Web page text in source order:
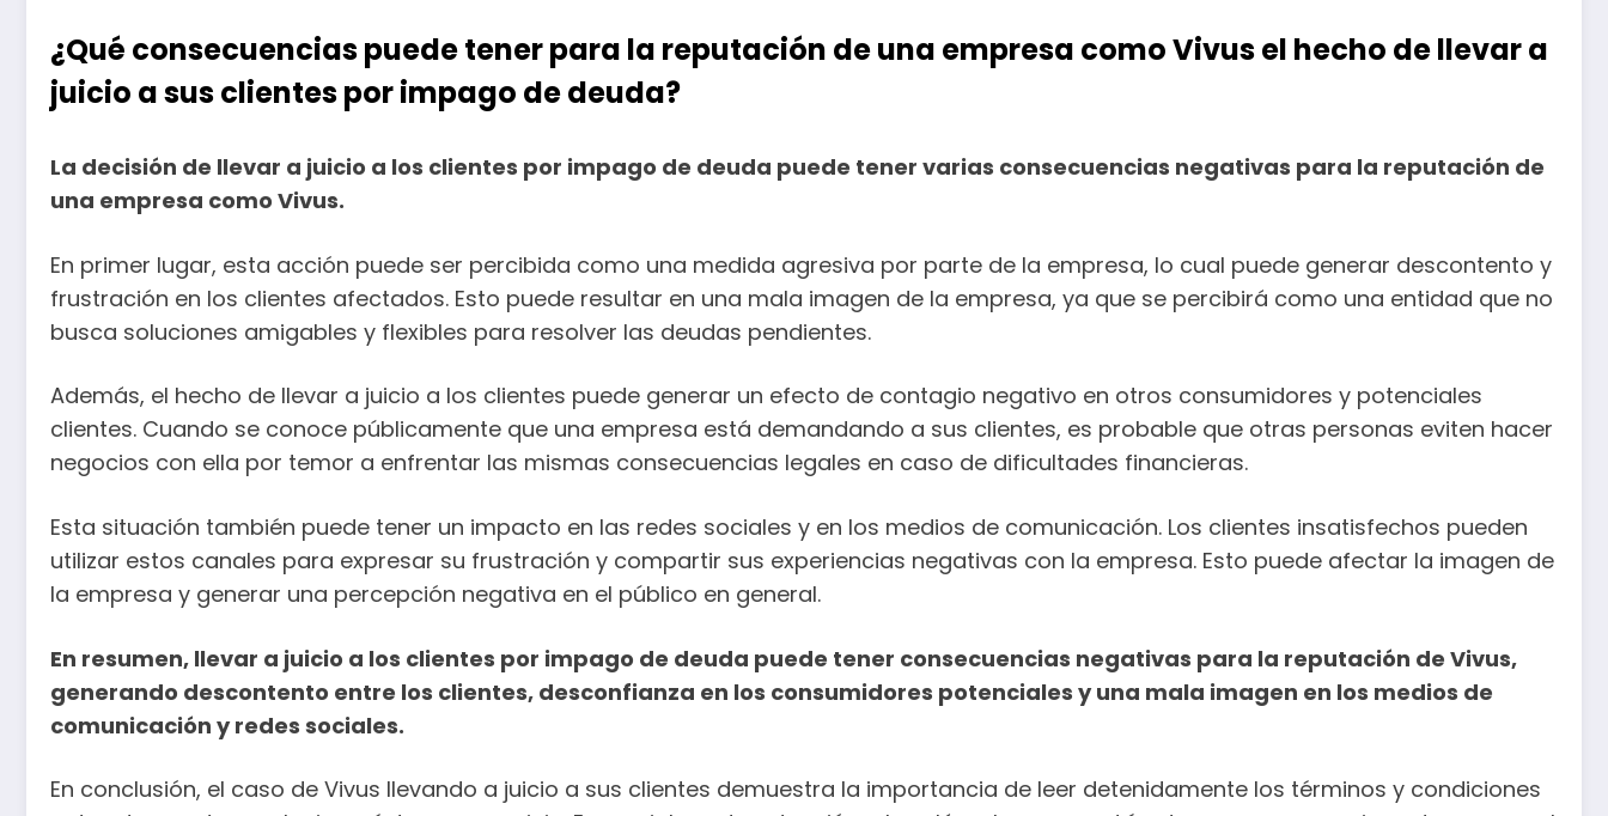
¿Qué consecuencias puede tener para la reputación de una empresa como Vivus el hecho de llevar a
juicio a sus clientes por impago de deuda?
La decisión de llevar a juicio a los clientes por impago de deuda puede tener varias consecuencias negativas para la reputación de
una empresa como Vivus.
En primer lugar, esta acción puede ser percibida como una medida agresiva por parte de la empresa, lo cual puede generar descontento y
frustración en los clientes afectados. Esto puede resultar en una mala imagen de la empresa, ya que se percibirá como una entidad que no
busca soluciones amigables y flexibles para resolver las deudas pendientes.
Además, el hecho de llevar a juicio a los clientes puede generar un efecto de contagio negativo en otros consumidores y potenciales
clientes. Cuando se conoce públicamente que una empresa está demandando a sus clientes, es probable que otras personas eviten hacer
negocios con ella por temor a enfrentar las mismas consecuencias legales en caso de dificultades financieras.
Esta situación también puede tener un impacto en las redes sociales y en los medios de comunicación. Los clientes insatisfechos pueden
utilizar estos canales para expresar su frustración y compartir sus experiencias negativas con la empresa. Esto puede afectar la imagen de
la empresa y generar una percepción negativa en el público en general.
En resumen, llevar a juicio a los clientes por impago de deuda puede tener consecuencias negativas para la reputación de Vivus,
generando descontento entre los clientes, desconfianza en los consumidores potenciales y una mala imagen en los medios de
comunicación y redes sociales.
En conclusión, el caso de Vivus llevando a juicio a sus clientes demuestra la importancia de leer detenidamente los términos y condiciones